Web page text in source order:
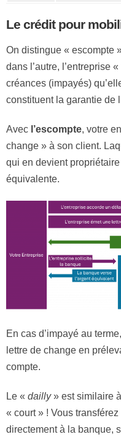
Le crédit pour
On distingue « escompte
dans l’autre, l’entreprise
créances (impayés)
constituent la garantie de
Avec l’escompte, votre
change » à son client.
qui en devient
équivalente.
En cas d’impayé au
lettre de change en
compte.
Le « dailly» est similaire
« court » ! Vous
directement à la banque,